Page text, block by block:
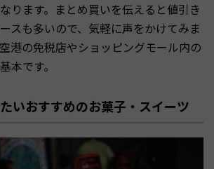
ります。まとめ買いを伝えると値引き
スも多いので、気軽に声をかけてみま
港の免税店やショッピングモール内の
本です。
いおすすめのお菓子・スイーツ